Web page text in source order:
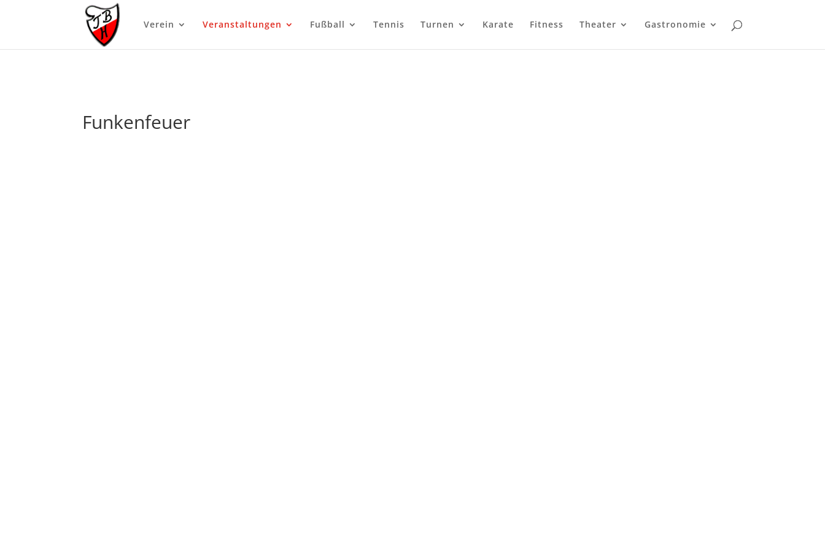
//Disble Ajak in the blog module
Verein
Veranstaltungen Fußball Tennis Turnen Karate Fitness Theater Gastronomie
Funkenfeuer